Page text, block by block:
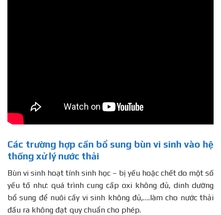
Các trường hợp cần bổ sung bùn vi sinh vào hệ
thống xử lý nước thải
Bùn vi sinh hoạt tính sinh học – bị yếu hoặc chết do một số
yếu tố như: quá trình cung cấp oxi không đủ, dinh dưỡng
bổ sung để nuôi cấy vi sinh không đủ,….làm cho nước thải
đầu ra không đạt quy chuẩn cho phép.